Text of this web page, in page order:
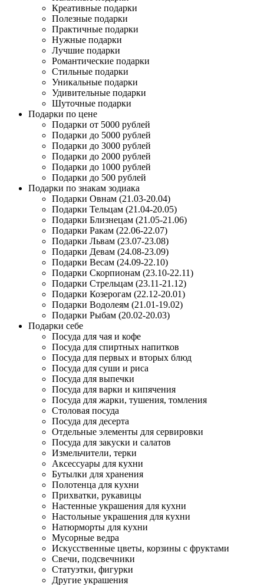
Креативные подарки
Полезные подарки
Практичные подарки
Нужные подарки
Лучшие подарки
Романтические подарки
Стильные подарки
Уникальные подарки
Удивительные подарки
Шуточные подарки
Подарки по цене
Подарки от 5000 рублей
Подарки до 5000 рублей
Подарки до 3000 рублей
Подарки до 2000 рублей
Подарки до 1000 рублей
Подарки до 500 рублей
Подарки по знакам зодиака
Подарки Овнам (21.03-20.04)
Подарки Тельцам (21.04-20.05)
Подарки Близнецам (21.05-21.06)
Подарки Ракам (22.06-22.07)
Подарки Львам (23.07-23.08)
Подарки Девам (24.08-23.09)
Подарки Весам (24.09-22.10)
Подарки Скорпионам (23.10-22.11)
Подарки Стрельцам (23.11-21.12)
Подарки Козерогам (22.12-20.01)
Подарки Водолеям (21.01-19.02)
Подарки Рыбам (20.02-20.03)
Подарки себе
Посуда для чая и кофе
Посуда для спиртных напитков
Посуда для первых и вторых блюд
Посуда для суши и риса
Посуда для выпечки
Посуда для варки и кипячения
Посуда для жарки, тушения, томления
Столовая посуда
Посуда для десерта
Отдельные элементы для сервировки
Посуда для закуски и салатов
Измельчители, терки
Аксессуары для кухни
Бутылки для хранения
Полотенца для кухни
Прихватки, рукавицы
Настенные украшения для кухни
Настольные украшения для кухни
Натюрморты для кухни
Мусорные ведра
Искусственные цветы, корзины с фруктами
Свечи, подсвечники
Статуэтки, фигурки
Другие украшения